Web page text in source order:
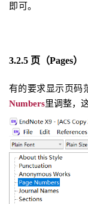
即可。
3.2.5 页（Pages）
有的要求显示页码
Numbers里调整，